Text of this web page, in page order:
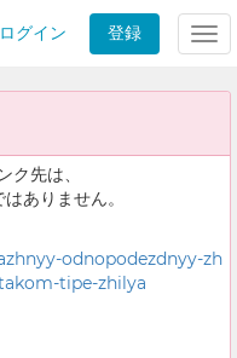
ログイン 登録
先は、
ありません。
odnopodezdnyy-zh
tipe-zhilya